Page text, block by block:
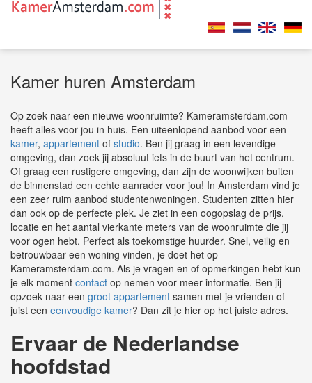
Kamer huren Amsterdam
Op zoek naar een nieuwe woonruimte? Kameramsterdam.com
heeft alles voor jou in huis. Een uiteenlopend aanbod voor een
kamer, appartement of studio. Ben jij graag in een levendige
omgeving, dan zoek jij absoluut iets in de buurt van het centrum.
Of graag een rustigere omgeving, dan zijn de woonwijken buiten
de binnenstad een echte aanrader voor jou! In Amsterdam vind je
een zeer ruim aanbod studentenwoningen. Studenten zitten hier
dan ook op de perfecte plek. Je ziet in een oogopslag de prijs,
locatie en het aantal vierkante meters van de woonruimte die jij
voor ogen hebt. Perfect als toekomstige huurder. Snel, veilig en
betrouwbaar een woning vinden, je doet het op
Kameramsterdam.com. Als je vragen en of opmerkingen hebt kun
je elk moment contact op nemen voor meer informatie. Ben jij
opzoek naar een groot appartement samen met je vrienden of
juist een eenvoudige kamer? Dan zit je hier op het juiste adres.
Ervaar de Nederlandse
hoofdstad